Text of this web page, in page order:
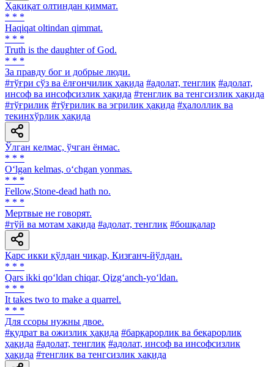
Ҳақиқат олтиндан қиммат.
* * *
Haqiqat oltindan qimmat.
* * *
Truth is the daughter of God.
* * *
За правду бог и добрые люди.
#тўғри сўз ва ёлғончилик ҳақида #адолат, тенглик #адолат,
инсоф ва инсофсизлик ҳақида #тенглик ва тенгсизлик ҳақида
#тўғрилик #тўғрилик ва эгрилик ҳақида #ҳалоллик ва
текинхўрлик ҳақида
Ўлган келмас, ўчган ёнмас.
* * *
O‘lgan kelmas, o‘chgan yonmas.
* * *
Fellow,Stone-dead hath no.
* * *
Мертвые не говорят.
#тўй ва мотам ҳақида #адолат, тенглик #бошқалар
Қарс икки қўлдан чиқар, Қизғанч-йўлдан.
* * *
Qars ikki qo‘ldan chiqar, Qizg‘anch-yo‘ldan.
* * *
It takes two to make a quarrel.
* * *
Для ссоры нужны двое.
#қудрат ва ожизлик ҳақида #барқарорлик ва беқарорлик
ҳақида #адолат, тенглик #адолат, инсоф ва инсофсизлик
ҳақида #тенглик ва тенгсизлик ҳақида